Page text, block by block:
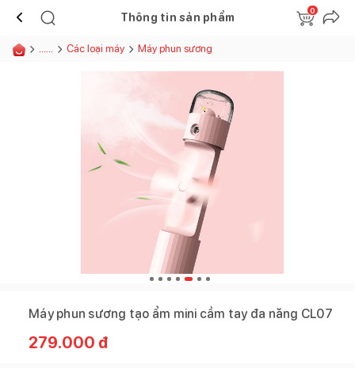
Thông tin sản phẩm
0
...... Các loại máy Máy phun sương
Máy phun sương tạo ẩm mini cầm tay đa năng CL07
279.000 đ